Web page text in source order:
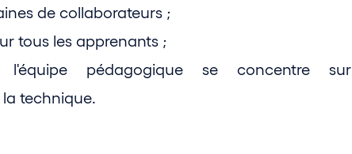
de collaborateurs ;
tous les apprenants ;
l'équipe pédagogique se concentre sur
technique.